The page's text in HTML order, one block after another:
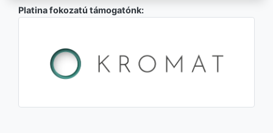
Platina fokozatú támogatónk: